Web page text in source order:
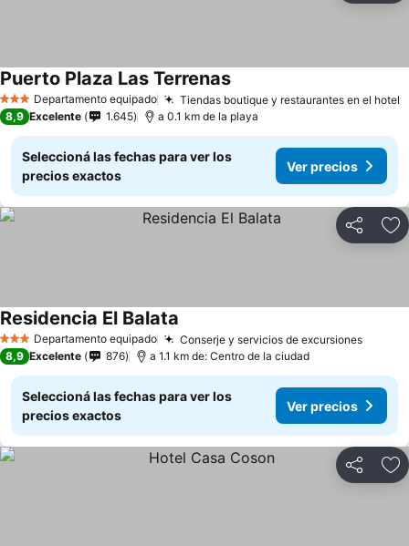
3 EstrellasDepartamento equipado Tiendas boutique y restaurantes en el hotel
Puerto Plaza Las Terrenas
8,9 Excelente 1.645 a 0.1 km de la playa
Seleccioná las fechas para ver los
precios exactos
Ver precios
Compartir
3 EstrellasDepartamento equipado Conserje y servicios de excursiones
Residencia El Balata
8,9 Excelente 876 a 1.1 km de: Centro de la ciudad
Seleccioná las fechas para ver los
precios exactos
Ver precios
Compartir